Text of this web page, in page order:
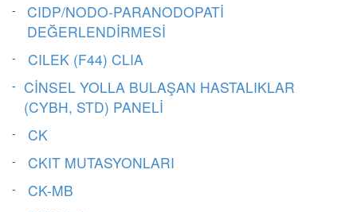
CIDP/NODO-PARANODOPATİ
DEĞERLENDİRMESİ
CILEK (F44) CLIA
CİNSEL YOLLA BULAŞAN HASTALIKLAR
(CYBH, STD) PANELİ
CK
CKIT MUTASYONLARI
CK-MB